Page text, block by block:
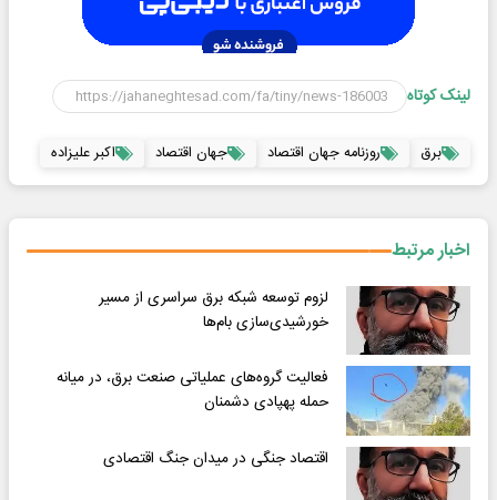
لینک کوتاه
برق روزنامه جهان اقتصاد جهان اقتصاد اکبر علیزاده
اخبار مرتبط
لزوم توسعه شبکه برق سراسری از مسیر
خورشیدی‌سازی بام‌ها
فعالیت گروه‌های عملیاتی صنعت برق، در میانه
حمله پهپادی دشمنان
اقتصاد جنگی در میدان جنگ اقتصادی